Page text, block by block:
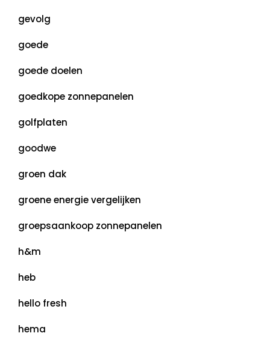
gevolg
goede
goede doelen
goedkope zonnepanelen
golfplaten
goodwe
groen dak
groene energie vergelijken
groepsaankoop zonnepanelen
h&m
heb
hello fresh
hema